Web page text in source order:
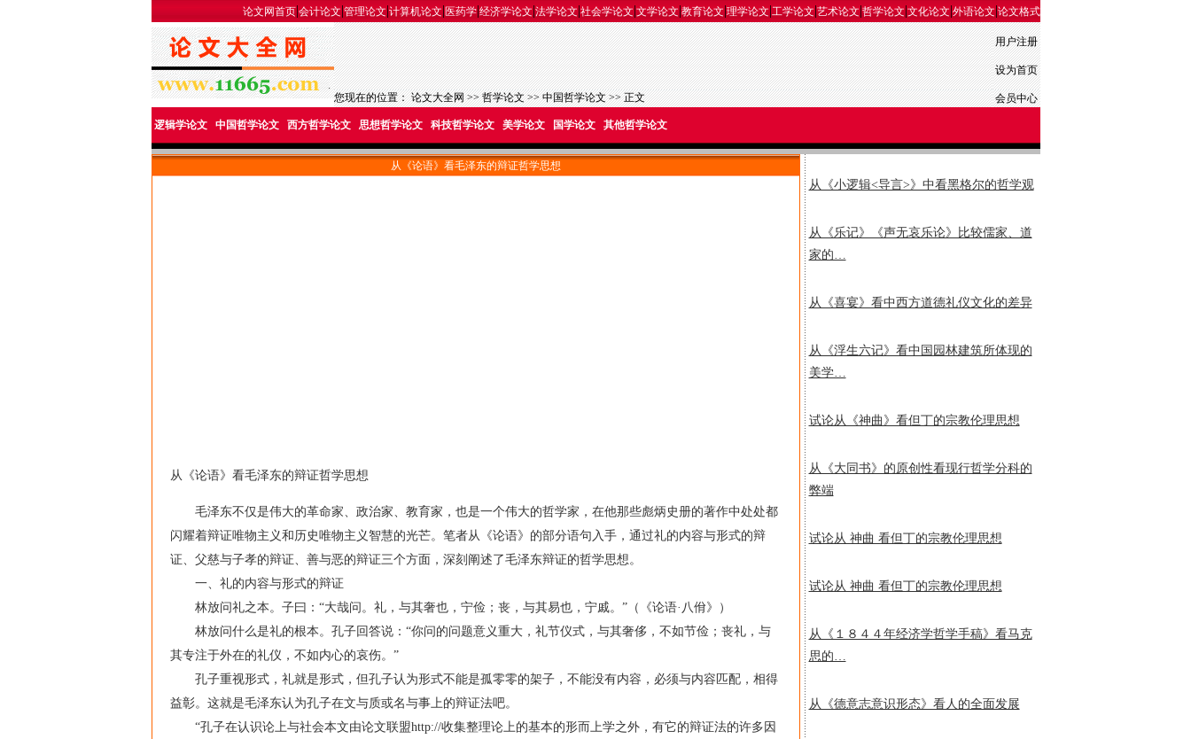
论文网首页|会计论文|管理论文|计算机论文| 医药学|经济学论文|法学论文|社会学论文|文学论文|教育论文|理学论文|工学论文|艺术论文|哲学论文|文化论文|外语论文|论文格式
用户注册
设为首页
您现在的位置：论文大全网>>哲学论文>>中国哲学论文>> 正文 会员中心
逻辑学论文 中国哲学论文 西方哲学论文 思想哲学论文 科技哲学论文 美学论文 国学论文 其他哲学论文
从《论语》看毛泽东的辩证哲学思想
从《论语》看毛泽东的辩证哲学思想
毛泽东不仅是伟大的革命家、政治家、教育家，也是一个伟大的哲学家，在他那些彪炳史册的著作中处处都
闪耀着辩证唯物主义和历史唯物主义智慧的光芒。笔者从《论语》的部分语句入手，通过礼的内容与形式的辩
证、父慈与子孝的辩证、善与恶的辩证三个方面，深刻阐述了毛泽东辩证的哲学思想。
一、礼的内容与形式的辩证
林放问礼之本。子曰：“大哉问。礼，与其奢也，宁俭；丧，与其易也，宁戚。”（《论语·八佾》）
林放问什么是礼的根本。孔子回答说：“你问的问题意义重大，礼节仪式，与其奢侈，不如节俭；丧礼，与
其专注于外在的礼仪，不如内心的哀伤。”
孔子重视形式，礼就是形式，但孔子认为形式不能是孤零零的架子，不能没有内容，必须与内容匹配，相得
益彰。这就是毛泽东认为孔子在文与质或名与事上的辩证法吧。
“孔子在认识论上与社会本文由论文联盟http://收集整理论上的基本的形而上学之外，有它的辩证法的许多因
从《小逻辑<导言>》中看黑格尔的哲学观
从《乐记》《声无哀乐论》比较儒家、道
家的…
从《喜宴》看中西方道德礼仪文化的差异
从《浮生六记》看中国园林建筑所体现的
美学…
试论从《神曲》看但丁的宗教伦理思想
从《大同书》的原创性看现行哲学分科的
弊端
试论从 神曲 看但丁的宗教伦理思想
试论从 神曲 看但丁的宗教伦理思想
从《１８４４年经济学哲学手稿》看马克
思的…
从《德意志意识形态》看人的全面发展